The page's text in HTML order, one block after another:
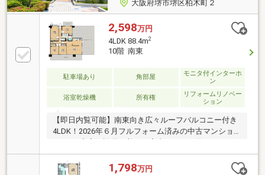
大阪府堺市堺区柏木町２
2,598万円
4LDK 88.4m2
10階 南東
駐車場あり 角部屋
モニタ付インターホ
ン
浴室乾燥機 所有権
リフォームリノベー
ション
【即日内覧可能】南東向き広々ルーフバルコニー付き
4LDK！2026年６月フルフォーム済みの中古マンショ
ンです♪充実の設備と美しい室内をぜひご覧ください♪
1,798万円